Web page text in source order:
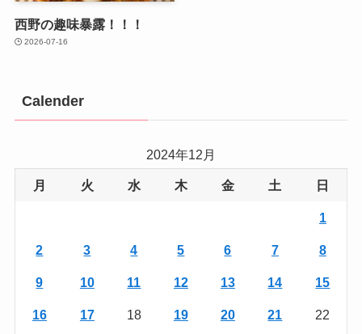
西野の趣味暴露！！！
2026-07-16
Calender
2024年12月
月 火 水 木 金 土 日
1
2 3 4 5 6 7 8
9 10 11 12 13 14 15
16 17 18 19 20 21 22